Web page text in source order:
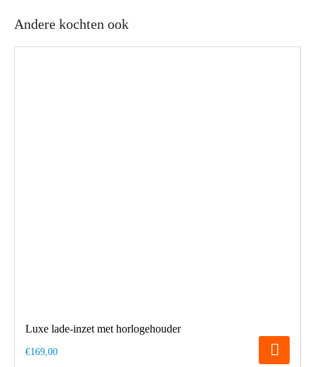
Andere kochten ook
Luxe lade-inzet met horlogehouder
€169,00